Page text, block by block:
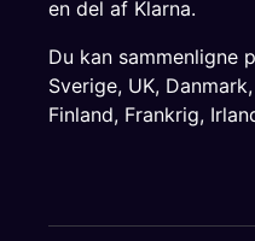
en del af Klarna.
Du kan sammenligne
Sverige, UK, Danmark,
Finland, Frankrig,